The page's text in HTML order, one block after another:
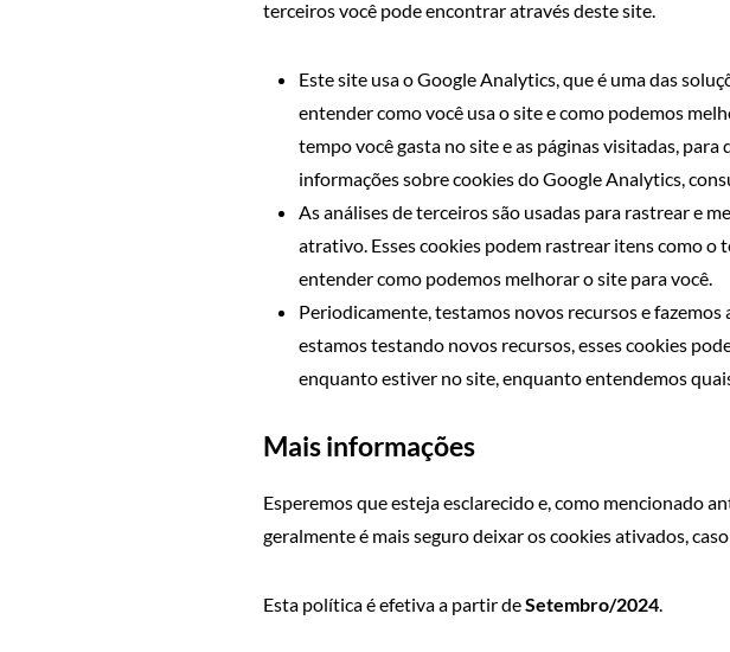
terceiros você pode encontrar através deste site.
Este site usa o Google Analytics, que é uma das
entender como você usa o site e como podemos
tempo você gasta no site e as páginas visitadas,
informações sobre cookies do Google Analytics,
As análises de terceiros são usadas para rastrear e
atrativo. Esses cookies podem rastrear itens como o
entender como podemos melhorar o site para você.
Periodicamente, testamos novos recursos e
estamos testando novos recursos, esses cookies
enquanto estiver no site, enquanto entendemos
Mais informações
Esperemos que esteja esclarecido e, como mencionado
geralmente é mais seguro deixar os cookies ativados,
Esta política é efetiva a partir deSetembro/2024.